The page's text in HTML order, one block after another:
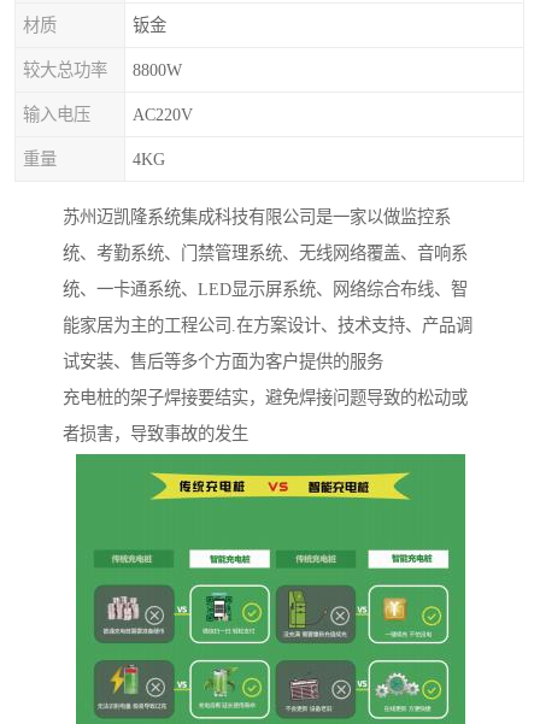
材质 钣金
较大总功率 8800W
输入电压 AC220V
重量 4KG
苏州迈凯隆系统集成科技有限公司是一家以做监控系
统、考勤系统、门禁管理系统、无线网络覆盖、音响系
统、一卡通系统、LED显示屏系统、网络综合布线、智
能家居为主的工程公司.在方案设计、技术支持、产品调
试安装、售后等多个方面为客户提供的服务
充电桩的架子焊接要结实，避免焊接问题导致的松动或
者损害，导致事故的发生